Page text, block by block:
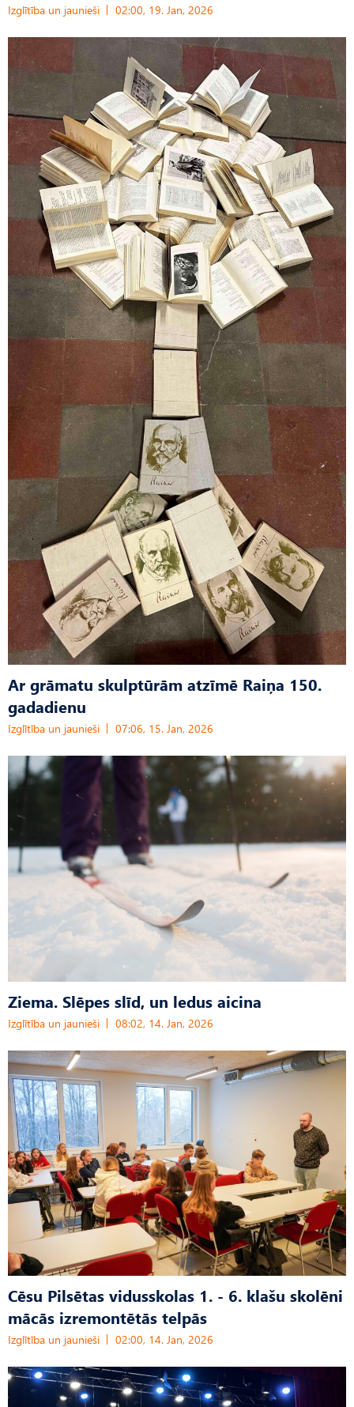
Izglītība un jaunieši 02:00, 19. Jan, 2026
Ar grāmatu skulptūrām atzīmē Raiņa 150.
gadadienu
Izglītība un jaunieši 07:06, 15. Jan, 2026
Ziema. Slēpes slīd, un ledus aicina
Izglītība un jaunieši 08:02, 14. Jan, 2026
Cēsu Pilsētas vidusskolas 1. - 6. klašu skolēni
mācās izremontētās telpās
Izglītība un jaunieši 02:00, 14. Jan, 2026